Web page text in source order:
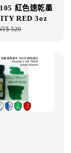
紅色速乾墨
RED 3oz
520